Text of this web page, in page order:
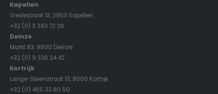
Kapellen:
Vredestraat 13, 2950 Kapellen
+32 (0) 3 283 72 26
Deinze:
Markt 83, 9800 Deinze
+32 (0) 9 336 24 42
Kortrijk:
Lange-Steenstraat 13, 8500 Kortrijk
+32 (0) 465 33 80 50